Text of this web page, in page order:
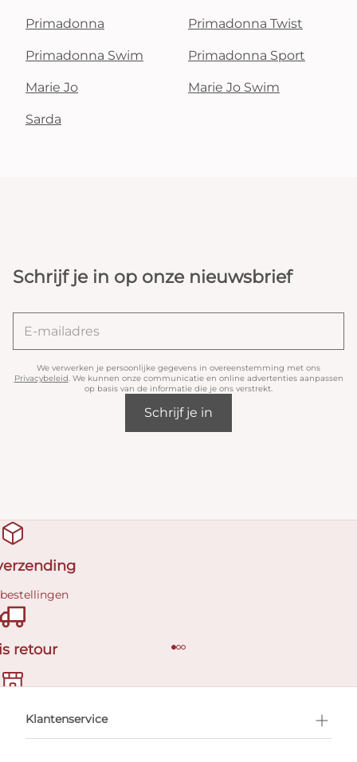
Primadonna Primadonna Twist
Primadonna Swim Primadonna Sport
Marie Jo Marie Jo Swim
Sarda
Schrijf je in op onze nieuwsbrief
We verwerken je persoonlijke gegevens in overeenstemming met ons
Privacybeleid. We kunnen onze communicatie en online advertenties aanpassen
op basis van de informatie die je ons verstrekt.
Schrijf je in
retour
afspraak
Klantenservice